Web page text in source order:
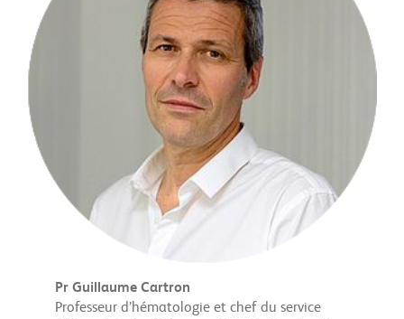
Pr Guillaume Cartron
Professeur d’hématologie et chef du service